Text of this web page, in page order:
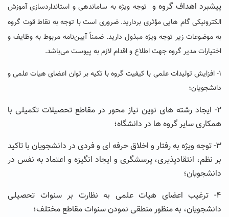
پیشبرد اهداف گروه و توجه ویژه به ساماندهی و استانداردسازی آموزش
الکترونیکی گام هایی مؤثری بردارید. ضروری است با توجه به نقاط قوت گروه
به موضوعات زیر توجه ویژه مبذول دارید. ضمناً آیین‌نامه مربوط به وظایف و
اختیارات مدیر گروه جهت اطلاع و اقدام لازم به پیوست می‌باشد.
۱- افزایش تولیدات علمی با کیفیت گروه با تکیه بر توان اعضای هیات علمی و
دانشجویان؛
۲- ایجاد رشته های نوین نیاز محور در مقاطع تحصیلات تکمیلی با
همکاری سایر گروه ها در دانشگاه؛
۳- توجه ویژه به رفتار و اخلاق حرفه ای و فردی در دانشجویان با تاکید
بر نظم، انتقادپذیری، پرسشگری و ایجاد انگیزه و اعتماد به نفس در
دانشجویان؛
۴- ترغیب اعضای هیات علمی به نظارت بر سنوات تحصیلی
دانشجویان، به منظور منطقی نمودن سنوات مقاطع مختلف؛